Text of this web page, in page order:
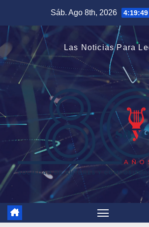
contenido
Sáb. Ago 8th, 2026 4:19:49
Las Noticias Para